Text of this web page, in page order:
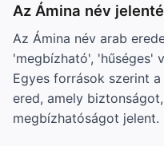
Az Ámina név
Az Ámina név arab
'megbízható', 'hűséges'
Egyes források szerint
ered, amely
megbízhatóságot jelent.